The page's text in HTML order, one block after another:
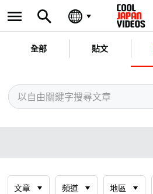
全部 貼文
文章 頻道 地區